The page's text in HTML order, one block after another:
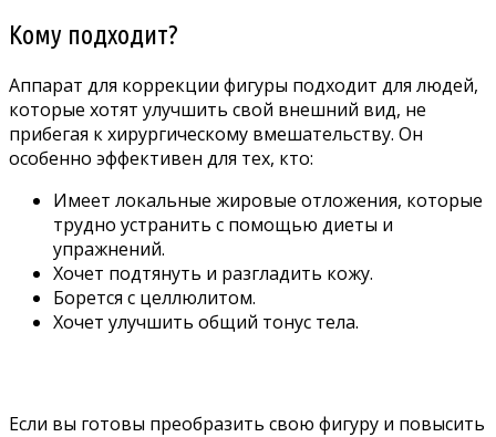
Кому подходит?
Аппарат для коррекции фигуры подходит для людей,
которые хотят улучшить свой внешний вид, не
прибегая к хирургическому вмешательству. Он
особенно эффективен для тех, кто:
Имеет локальные жировые отложения, которые
трудно устранить с помощью диеты и
упражнений.
Хочет подтянуть и разгладить кожу.
Борется с целлюлитом.
Хочет улучшить общий тонус тела.
Если вы готовы преобразить свою фигуру и повысить